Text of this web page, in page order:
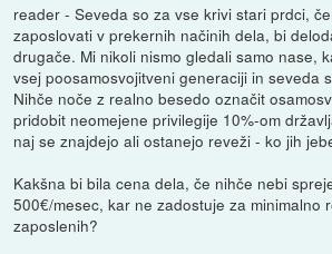
reader - Seveda so za vse krivi stari prdci,
zaposlovati v prekernih načinih dela, bi
drugače. Mi nikoli nismo gledali samo nase,
vsej poosamosvojitveni generaciji in seveda
Nihče noče z realno besedo označit
pridobit neomejene privilegije 10%-om
naj se znajdejo ali ostanejo reveži - ko jih
Kakšna bi bila cena dela, če nihče nebi
500€/mesec, kar ne zadostuje za minimalno
zaposlenih?